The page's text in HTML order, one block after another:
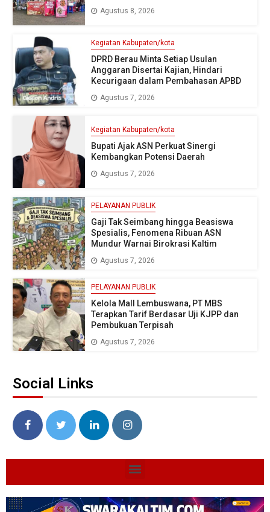
Agustus 8, 2026
Kegiatan Kabupaten/kota
DPRD Berau Minta Setiap Usulan
Anggaran Disertai Kajian, Hindari
Kecurigaan dalam Pembahasan APBD
Agustus 7, 2026
Kegiatan Kabupaten/kota
Bupati Ajak ASN Perkuat Sinergi
Kembangkan Potensi Daerah
Agustus 7, 2026
PELAYANAN PUBLIK
Gaji Tak Seimbang hingga Beasiswa
Spesialis, Fenomena Ribuan ASN
Mundur Warnai Birokrasi Kaltim
Agustus 7, 2026
PELAYANAN PUBLIK
Kelola Mall Lembuswana, PT MBS
Terapkan Tarif Berdasar Uji KJPP dan
Pembukuan Terpisah
Agustus 7, 2026
Social Links